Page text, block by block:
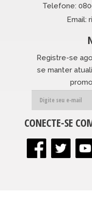
Telefone:
Email:
Registre-se
se manter
CONECTE-SE